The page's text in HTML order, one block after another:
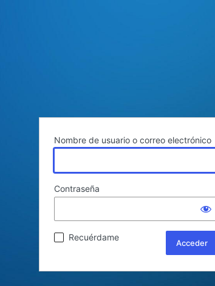
Nombre de usuario o correo electrónico
Contraseña
Recuérdame